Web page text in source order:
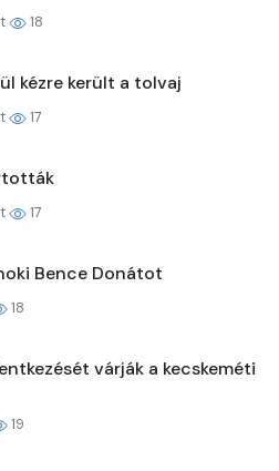
18
kézre került a tolvaj
17
17
Bence Donátot
18
várják a kecskeméti
19